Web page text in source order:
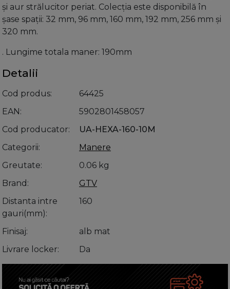
și aur strălucitor periat. Colecția este disponibilă în
șase spații: 32 mm, 96 mm, 160 mm, 192 mm, 256 mm și
320 mm.
. Lungime totala maner: 190mm
Detalii
Cod produs
64425
EAN
5902801458057
Cod producator
UA-HEXA-160-10M
Categorii
Manere
Greutate
0.06 kg
Brand
GTV
Distanta intre
gauri(mm)
160
Finisaj
alb mat
Livrare locker
Da